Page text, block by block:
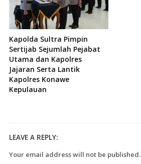
Kapolda Sultra Pimpin
Sertijab Sejumlah Pejabat
Utama dan Kapolres
Jajaran Serta Lantik
Kapolres Konawe
Kepulauan
LEAVE A REPLY:
Your email address will not be published.